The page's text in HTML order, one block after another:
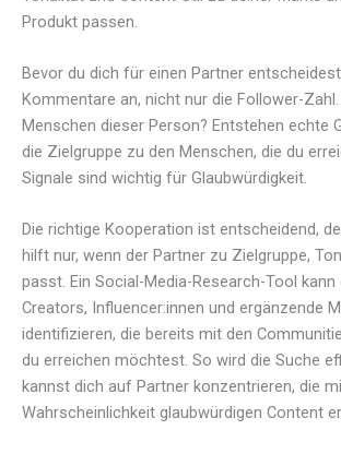
Produkt passen.
Bevor du dich für einen Partner
Kommentare an, nicht nur die Follower-
Menschen dieser Person? Entstehen echte
die Zielgruppe zu den Menschen, die du
Signale sind wichtig für Glaubwürdigkeit.
Die richtige Kooperation ist entscheidend,
hilft nur, wenn der Partner zu Zielgruppe,
passt. Ein Social-Media-Research-Tool kann
Creators, Influencer:innen und ergänzende
identifizieren, die bereits mit den
du erreichen möchtest. So wird die Suche
kannst dich auf Partner konzentrieren, die
Wahrscheinlichkeit glaubwürdigen Content